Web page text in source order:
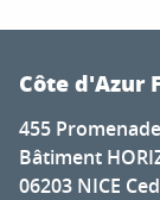
Côte d'Azur
455
Bâtiment
06203 NICE